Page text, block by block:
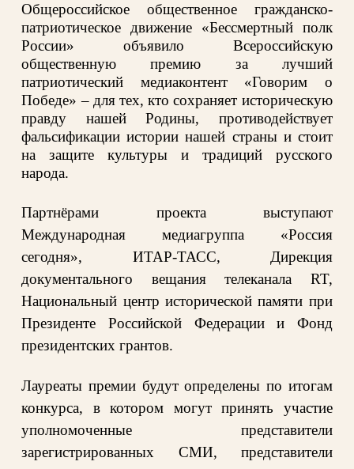
Общероссийское общественное гражданско-
патриотическое движение «Бессмертный полк
России» объявило Всероссийскую
общественную премию за лучший
патриотический медиаконтент «Говорим о
Победе» – для тех, кто сохраняет историческую
правду нашей Родины, противодействует
фальсификации истории нашей страны и стоит
на защите культуры и традиций русского
народа.
Партнёрами проекта выступают
Международная медиагруппа «Россия
сегодня», ИТАР-ТАСС, Дирекция
документального вещания телеканала RT,
Национальный центр исторической памяти при
Президенте Российской Федерации и Фонд
президентских грантов.
Лауреаты премии будут определены по итогам
конкурса, в котором могут принять участие
уполномоченные представители
зарегистрированных СМИ, представители